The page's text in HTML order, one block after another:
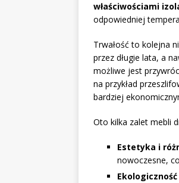
właściwościami
odpowiedniej
Trwałość to kolejna
przez długie lata, a
możliwe jest
na przykład
bardziej
Oto kilka zalet mebli
Estetyka i
nowoczesne,
Ekologiczność